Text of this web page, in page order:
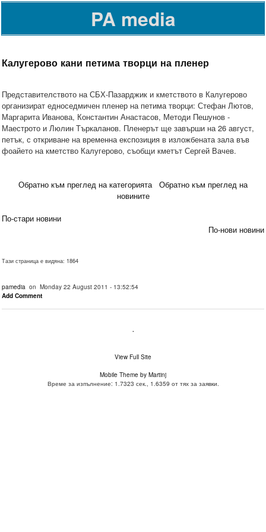
PA media
Калугерово кани петима творци на пленер
Представителството на СБХ-Пазарджик и кметството в Калугерово
организират едноседмичен пленер на петима творци: Стефан Лютов,
Маргарита Иванова, Константин Анастасов, Методи Пешунов -
Маестрото и Люлин Търкаланов. Пленерът ще завърши на 26 август,
петък, с откриване на временна експозиция в изложбената зала във
фоайето на кметство Калугерово, съобщи кметът Сергей Вачев.
Обратно към преглед на категорията
Обратно към преглед на
новините
По-стари новини
По-нови новини
Тази страница е видяна: 1864
pamedia on Monday 22 August 2011 - 13:52:54
Add Comment
.
View Full Site
Mobile Theme by Martinj
Време за изпълнение: 1.7323 сек., 1.6359 от тях за заявки.